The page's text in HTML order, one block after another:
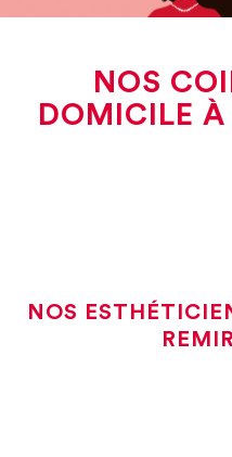
NOS
DOMICILE
NOS